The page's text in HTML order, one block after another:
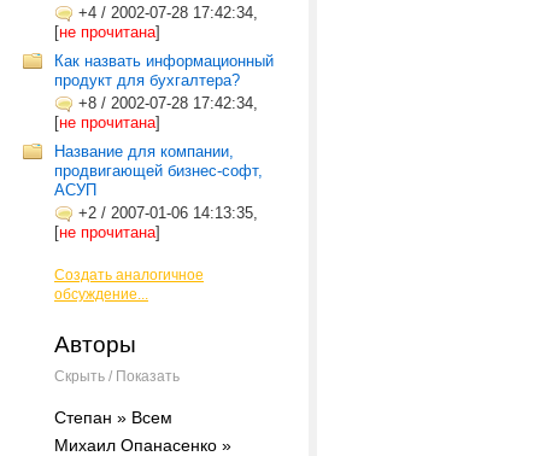
+4 / 2002-07-28 17:42:34,
[не прочитана]
Как назвать информационный
продукт для бухгалтера?
+8 / 2002-07-28 17:42:34,
[не прочитана]
Название для компании,
продвигающей бизнес-софт,
АСУП
+2 / 2007-01-06 14:13:35,
[не прочитана]
Создать аналогичное
обсуждение...
Авторы
Скрыть / Показать
Степан » Всем
Михаил Опанасенко »